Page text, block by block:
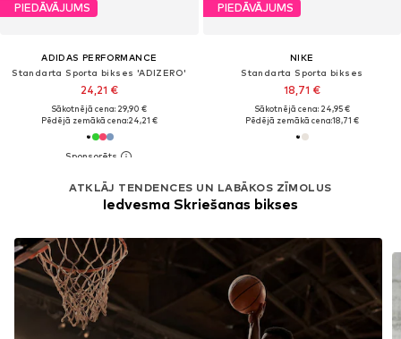
PIEDĀVĀJUMS
ADIDAS PERFORMANCE
Standarta Sporta bikses 'ADIZERO'
24,21 €
Sākotnējā cena: 29,90 €
Pēdējā zemākā cena:24,21 €
PIEDĀVĀJUMS
NIKE
Standarta Sporta bikses
18,71 €
Sākotnējā cena: 24,95 €
Pēdējā zemākā cena:18,71 €
ATKLĀJ TENDENCES UN LABĀKOS ZĪMOLUS
Iedvesma Skriešanas bikses